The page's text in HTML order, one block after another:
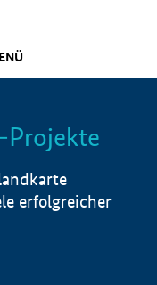
Info
Projekte
erfolgreicher